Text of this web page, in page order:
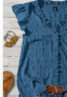
4.81
4.81
4.81